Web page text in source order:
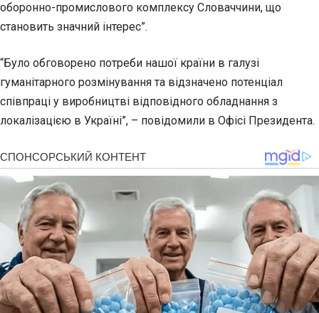
оборонно-промислового комплексу Словаччини, що
становить значний інтерес”.
“Було обговорено потреби нашої країни в галузі
гуманітарного розмінування та відзначено потенціал
співпраці у виробництві відповідного обладнання з
локалізацією в Україні”, – повідомили в Офісі Президента.